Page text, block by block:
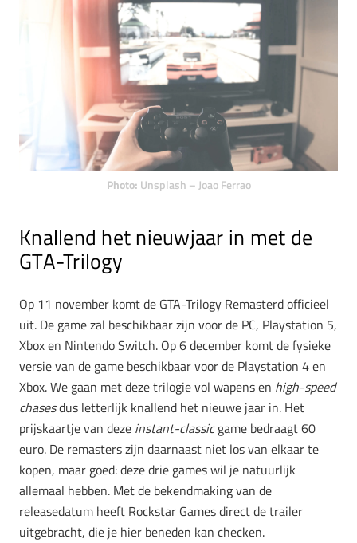
Photo: Unsplash – Joao Ferrao
Knallend het nieuwjaar in met de
GTA-Trilogy
Op 11 november komt de GTA-Trilogy Remasterd officieel
uit. De game zal beschikbaar zijn voor de PC, Playstation 5,
Xbox en Nintendo Switch. Op 6 december komt de fysieke
versie van de game beschikbaar voor de Playstation 4 en
Xbox. We gaan met deze trilogie vol wapens en high-speed
chasesdus letterlijk knallend het nieuwe jaar in. Het
prijskaartje van deze instant-classicgame bedraagt 60
euro. De remasters zijn daarnaast niet los van elkaar te
kopen, maar goed: deze drie games wil je natuurlijk
allemaal hebben. Met de bekendmaking van de
releasedatum heeft Rockstar Games direct de trailer
uitgebracht, die je hier beneden kan checken.